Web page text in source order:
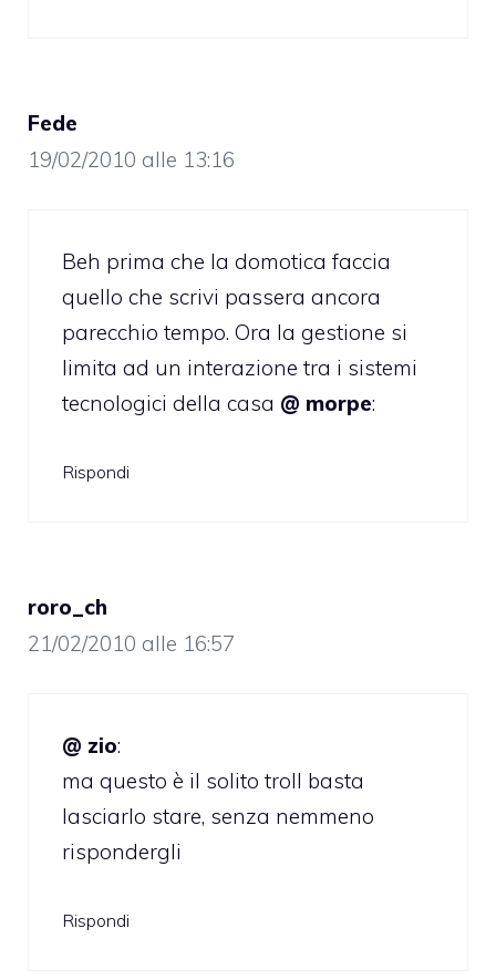
Fede
19/02/2010 alle 13:16
Beh prima che la domotica faccia
quello che scrivi passera ancora
parecchio tempo. Ora la gestione si
limita ad un interazione tra i sistemi
tecnologici della casa @ morpe:
Rispondi
roro_ch
21/02/2010 alle 16:57
@ zio:
ma questo è il solito troll basta
lasciarlo stare, senza nemmeno
rispondergli
Rispondi